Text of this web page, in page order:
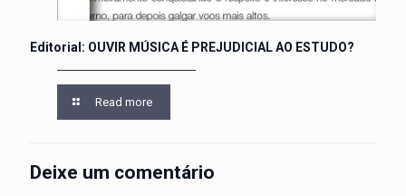
Editorial: OUVIR MÚSICA É PREJUDICIAL AO ESTUDO?
Read more
Deixe um comentário